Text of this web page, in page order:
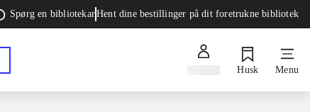
Spørg en bibliotekarHent dine bestillinger på dit foretrukne bibliotek
Husk Menu